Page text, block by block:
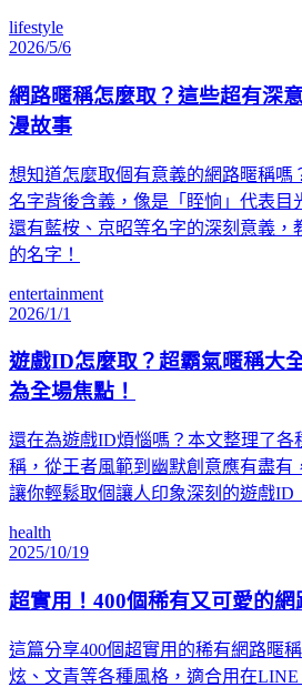
lifestyle
2026/5/6
網路暱稱怎麼取？這些超有深
漫故事
想知道怎麼取個有意義的網路暱稱嗎
名字背後含義，像是「眰恦」代表目
還有藍桉、京昭等名字的深刻意義，
的名字！
entertainment
2026/1/1
遊戲ID怎麼取？超霸氣暱稱大
為全場焦點！
還在為遊戲ID煩惱嗎？本文整理了各
稱，從王者風範到幽默創意應有盡有
讓你輕鬆取個讓人印象深刻的遊戲ID
health
2025/10/19
超實用！400個稀有又可愛的
這篇分享400個超實用的稀有網路暱
炫、文青等各種風格，適合用在LINE